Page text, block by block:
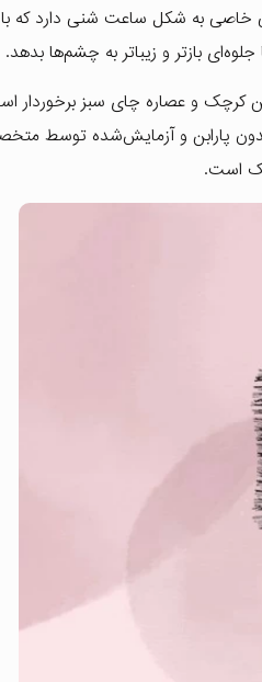
به شکل ساعت شنی دارد که با
بازتر و زیباتر به چشم‌ها بدهد.
کرچک و عصاره چای سبز
پارابن و آزمایش‌شده توسط
است.